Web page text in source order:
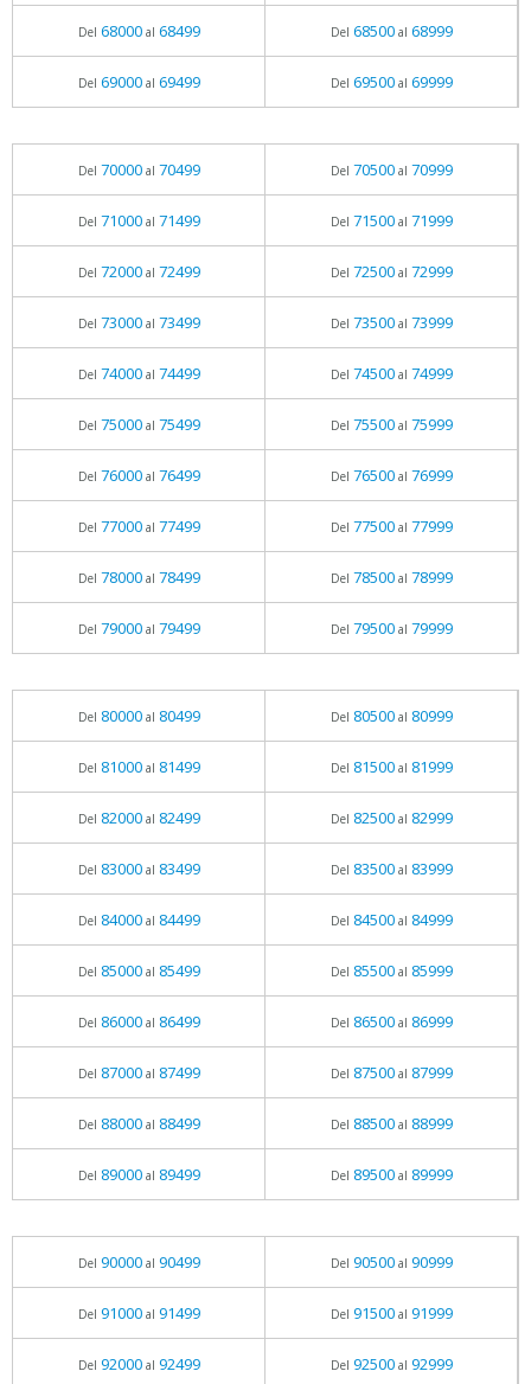
Del 68000al 68499 Del 68500al 68999
Del 69000al 69499 Del 69500al 69999
Del 70000al 70499 Del 70500al 70999
Del 71000al 71499 Del 71500al 71999
Del 72000al 72499 Del 72500al 72999
Del 73000al 73499 Del 73500al 73999
Del 74000al 74499 Del 74500al 74999
Del 75000al 75499 Del 75500al 75999
Del 76000al 76499 Del 76500al 76999
Del 77000al 77499 Del 77500al 77999
Del 78000al 78499 Del 78500al 78999
Del 79000al 79499 Del 79500al 79999
Del 80000al 80499 Del 80500al 80999
Del 81000al 81499 Del 81500al 81999
Del 82000al 82499 Del 82500al 82999
Del 83000al 83499 Del 83500al 83999
Del 84000al 84499 Del 84500al 84999
Del 85000al 85499 Del 85500al 85999
Del 86000al 86499 Del 86500al 86999
Del 87000al 87499 Del 87500al 87999
Del 88000al 88499 Del 88500al 88999
Del 89000al 89499 Del 89500al 89999
Del 90000al 90499 Del 90500al 90999
Del 91000al 91499 Del 91500al 91999
Del 92000al 92499 Del 92500al 92999